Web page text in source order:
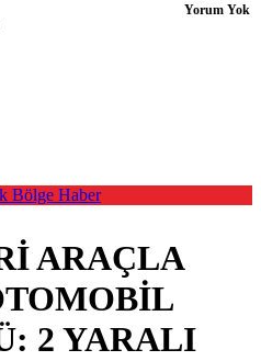
ARAÇLA
2 YARALI
Yorum Yok